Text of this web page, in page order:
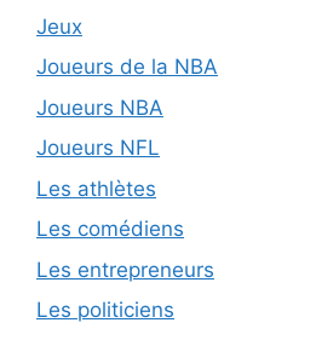
Jeux
Joueurs de la NBA
Joueurs NBA
Joueurs NFL
Les athlètes
Les comédiens
Les entrepreneurs
Les politiciens